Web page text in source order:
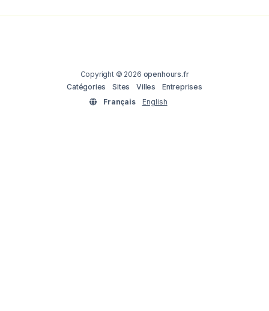
Copyright © 2026 openhours.fr
Catégories
Sites Villes
Entreprises
Français
English